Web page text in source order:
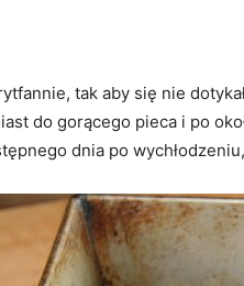
tak aby się nie
do gorącego pieca i po
dnia po